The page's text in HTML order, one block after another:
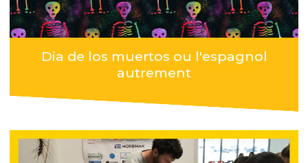
Dia de los muertos ou l'espagnol
autrement